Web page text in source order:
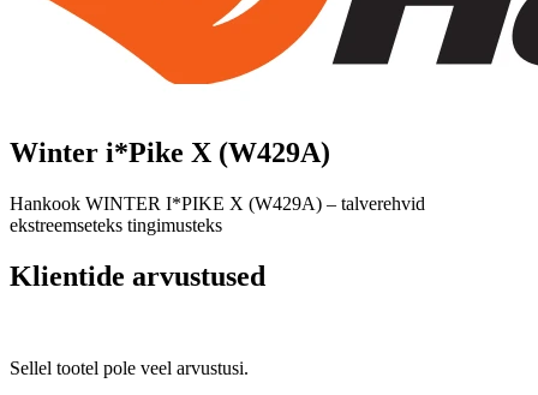
Winter i*Pike X (W429A)
Hankook WINTER I*PIKE X (W429A) – talverehvid
ekstreemseteks tingimusteks
Klientide arvustused
Sellel tootel pole veel arvustusi.